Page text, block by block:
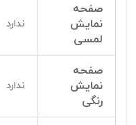
صفحه
نمایش
لمسی
ندارد
صفحه
نمایش
رنگی
ندارد